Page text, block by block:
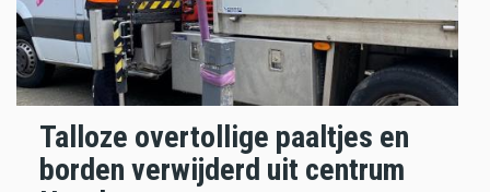
Talloze overtollige paaltjes en
borden verwijderd uit centrum